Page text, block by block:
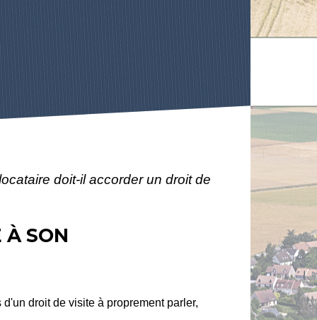
doit-il accorder un droit de
À SON
droit de visite à proprement parler,